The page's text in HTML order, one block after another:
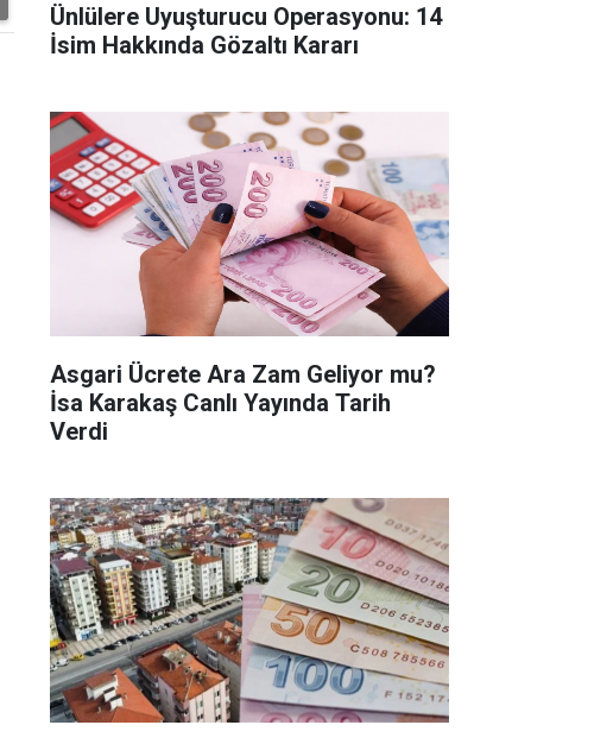
Ünlülere Uyuşturucu Operasyonu: 14
İsim Hakkında Gözaltı Kararı
Asgari Ücrete Ara Zam Geliyor mu?
İsa Karakaş Canlı Yayında Tarih
Verdi